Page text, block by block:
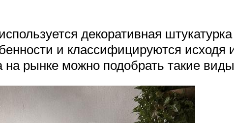
декоративная
и классифицируются исходя
рынке можно подобрать такие